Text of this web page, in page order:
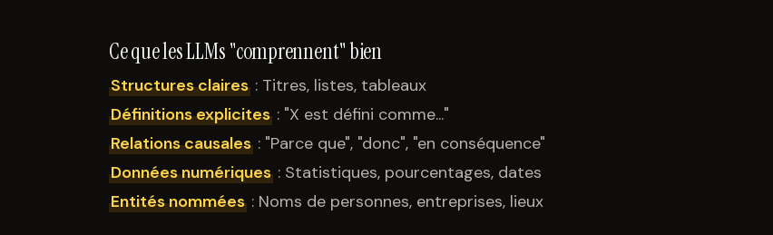
Ce que les LLMs "comprennent" bien
Structures claires: Titres, listes, tableaux
Définitions explicites: "X est défini comme..."
Relations causales: "Parce que", "donc", "en conséquence"
Données numériques: Statistiques, pourcentages, dates
Entités nommées: Noms de personnes, entreprises, lieux